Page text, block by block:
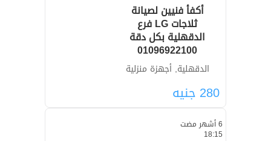
أكفأ فنيين لصيانة
ثلاجات LG فرع
الدقهلية بكل دقة
01096922100
الدقهلية, أجهزة منزلية
280 جنيه
6 أشهر مضت
18:15